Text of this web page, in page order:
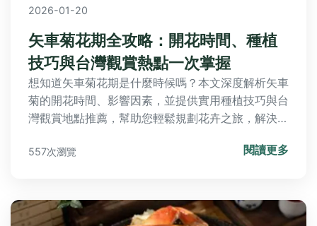
2026-01-20
矢車菊花期全攻略：開花時間、種植
技巧與台灣觀賞熱點一次掌握
想知道矢車菊花期是什麼時候嗎？本文深度解析矢車
菊的開花時間、影響因素，並提供實用種植技巧與台
灣觀賞地點推薦，幫助您輕鬆規劃花卉之旅，解決所
557次瀏覽 閱讀更多